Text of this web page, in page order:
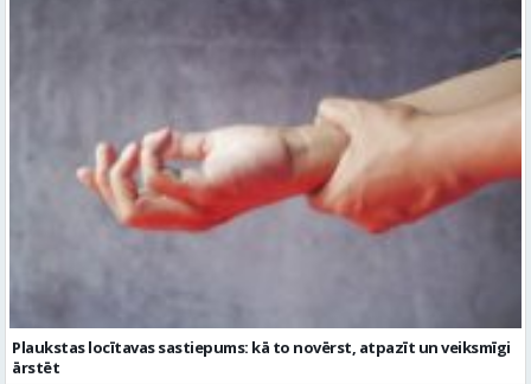
Plaukstas locītavas sastiepums: kā to novērst, atpazīt un veiksmīgi